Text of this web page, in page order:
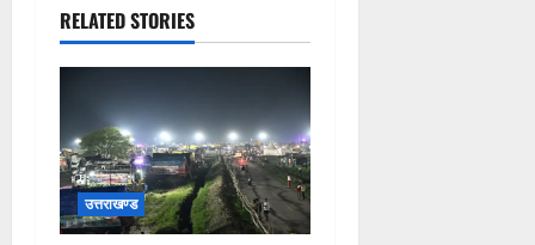
RELATED STORIES
उत्तराखण्ड